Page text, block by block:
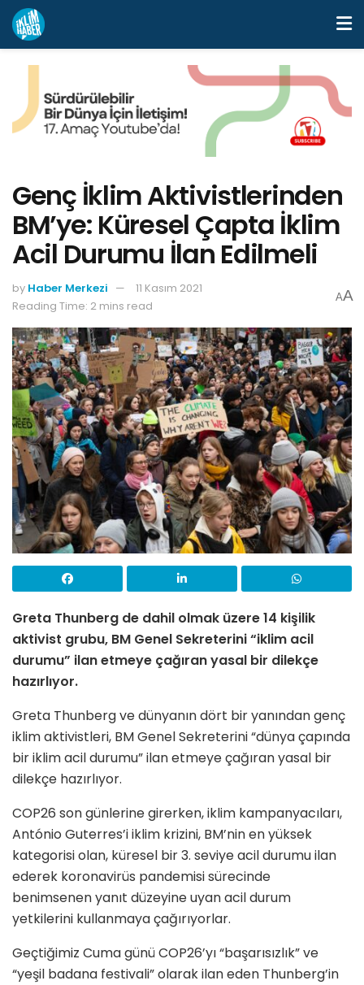
Genç İklim Aktivistlerinden
BM’ye: Küresel Çapta İklim
Acil Durumu İlan Edilmeli
by Haber Merkezi
11 Kasım 2021
Reading Time: 2 mins read
AA
Greta Thunberg de dahil olmak üzere 14 kişilik
aktivist grubu, BM Genel Sekreterini “iklim acil
durumu” ilan etmeye çağıran yasal bir dilekçe
hazırlıyor.
Greta Thunberg ve dünyanın dört bir yanından genç
iklim aktivistleri, BM Genel Sekreterini “dünya çapında
bir iklim acil durumu” ilan etmeye çağıran yasal bir
dilekçe hazırlıyor.
COP26 son günlerine girerken, iklim kampanyacıları,
António Guterres’i iklim krizini, BM’nin en yüksek
kategorisi olan, küresel bir 3. seviye acil durumu ilan
ederek koronavirüs pandemisi sürecinde
benimsenen yanıt düzeyine uyan acil durum
yetkilerini kullanmaya çağırıyorlar.
Geçtiğimiz Cuma günü COP26’yı “başarısızlık” ve
“yeşil badana festivali” olarak ilan eden Thunberg’in